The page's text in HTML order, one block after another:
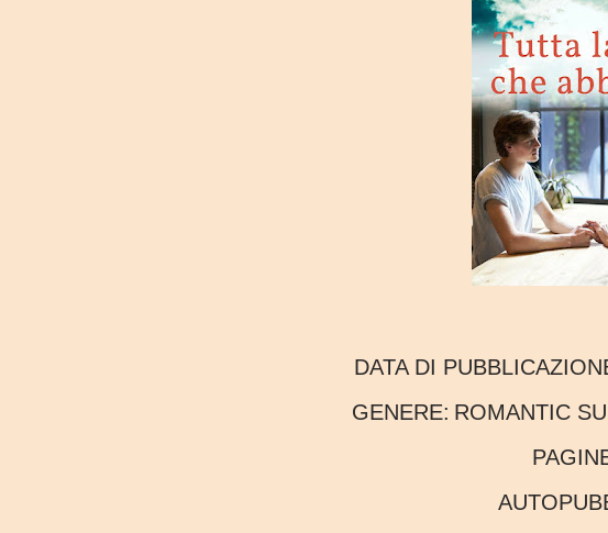
DATA DI
GENERE: ROMANTIC